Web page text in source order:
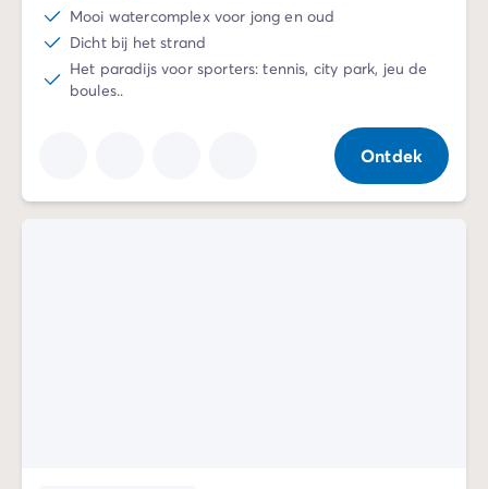
Mooi watercomplex voor jong en oud
Dicht bij het strand
Het paradijs voor sporters: tennis, city park, jeu de
boules..
Ontdek